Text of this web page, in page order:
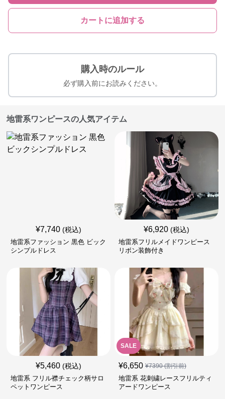
カートに追加する
購入時のルール
必ず購入前にお読みください。
地雷系ワンピースの人気アイテム
¥7,740 (税込)
地雷系ファッション 黒色 ビック
シンプルドレス
¥6,920 (税込)
地雷系フリルメイドワンピース
リボン装飾付き
¥5,460 (税込)
地雷系 フリル襟チェック柄サロ
ペットワンピース
SALE
¥6,650 ¥7390(割引前)
地雷系 花刺繍レースフリルティ
アードワンピース